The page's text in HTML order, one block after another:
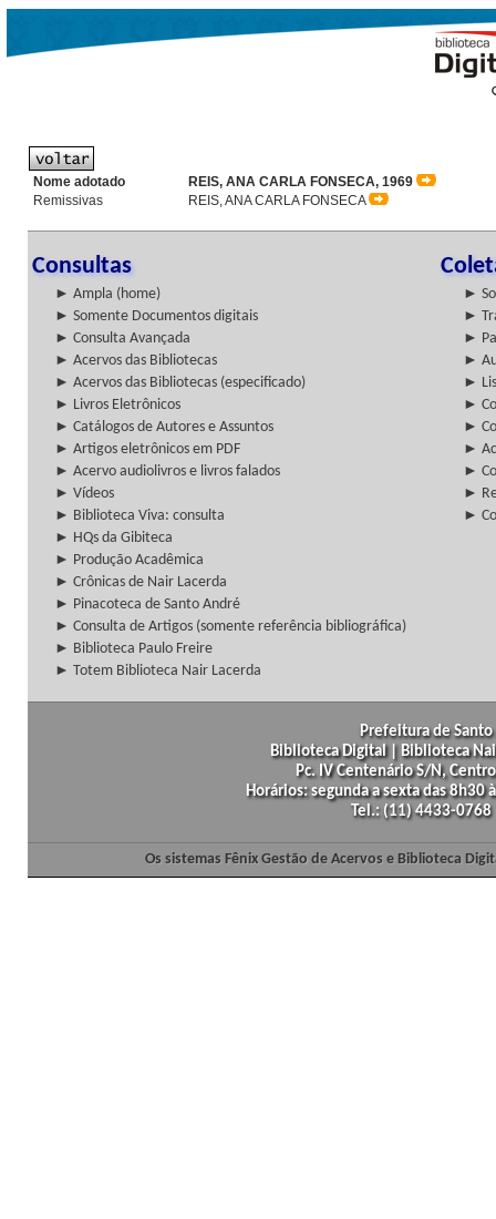
Nome adotado
REIS, ANA CARLA FONSECA, 1969
Remissivas
REIS, ANA CARLA FONSECA
Consultas
► Ampla (home)
►
► Somente Documentos digitais
►
► Consulta Avançada
►
► Acervos das Bibliotecas
►
► Acervos das Bibliotecas (especificado)
►
► Livros Eletrônicos
►
► Catálogos de Autores e Assuntos
►
► Artigos eletrônicos em PDF
►
► Acervo audiolivros e livros falados
►
► Vídeos
►
► Biblioteca Viva: consulta
►
► HQs da Gibiteca
► Produção Acadêmica
► Crônicas de Nair Lacerda
► Pinacoteca de Santo André
► Consulta de Artigos (somente referência bibliográfica)
► Biblioteca Paulo Freire
► Totem Biblioteca Nair Lacerda
Prefeitura de
Biblioteca Digital | Biblioteca
Pc. IV Centenário S/N,
Horários: segunda a sexta das
Tel.: (11) 4433-
Os sistemas Fênix Gestão de Acervos e Biblioteca